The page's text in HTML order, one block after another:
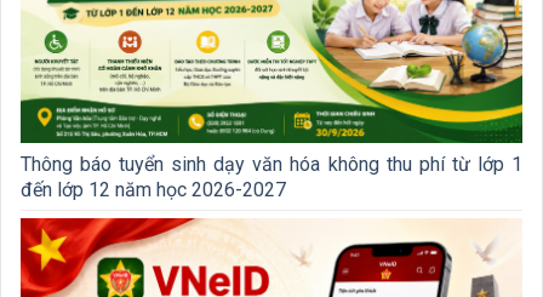
Thông báo tuyển sinh dạy văn hóa không thu phí từ lớp 1
đến lớp 12 năm học 2026-2027